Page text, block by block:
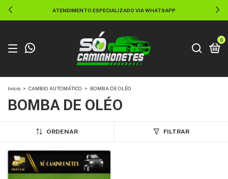
VIA WHATSAPP ENVIAMOS PARA
0
Início > CAMBIO AUTOMÁTICO > BOMBA DE OLÉO
BOMBA DE OLÉO
ORDENAR FILTRAR